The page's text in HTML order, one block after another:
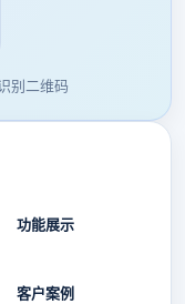
别二维码
功能展示
客户案例